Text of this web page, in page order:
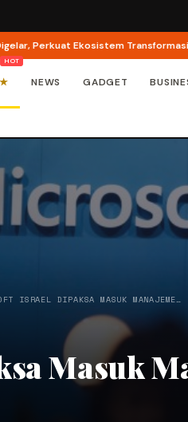
Ekosistem Transformasi Digital
★ NEWS GADGET
ISRAEL DIPAKSA MASUK MANAJEME…
Masuk